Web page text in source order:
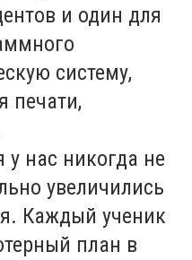
и один для
систему,
печати,
у нас никогда не
увеличились
Каждый ученик
план в